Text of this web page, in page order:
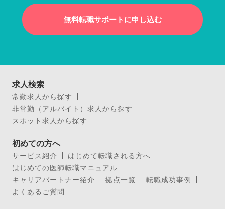
無料転職サポートに申し込む
求人検索
常勤求人から探す
非常勤（アルバイト）求人から探す
スポット求人から探す
初めての方へ
サービス紹介
はじめて転職される方へ
はじめての医師転職マニュアル
キャリアパートナー紹介
拠点一覧
転職成功事例
よくあるご質問